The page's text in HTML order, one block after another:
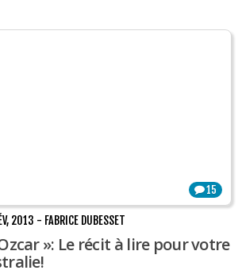
15
2013 - FABRICE DUBESSET
»: Le récit à lire pour votre